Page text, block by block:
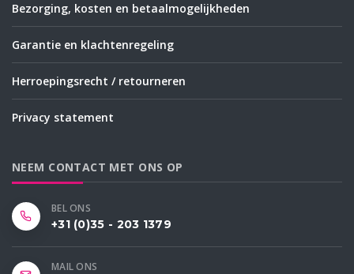
Bezorging, kosten en betaalmogelijkheden
Garantie en klachtenregeling
Herroepingsrecht / retourneren
Privacy statement
NEEM CONTACT MET ONS OP
BEL ONS
+31 (0)35 - 203 1379
MAIL ONS